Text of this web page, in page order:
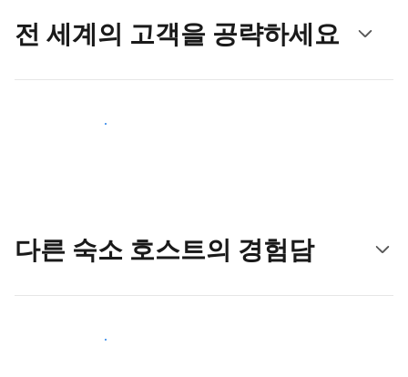
전 세계의 고객을 공략하세요
새로운 고객층 공략하기
다른 숙소 호스트의 경험담
숙소 호스트로 동참하기